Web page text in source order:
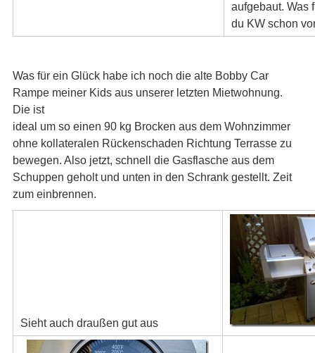
aufgebaut. Was
du KW schon
Was für ein Glück habe ich noch die alte Bobby Car
Rampe meiner Kids aus unserer letzten Mietwohnung.
Die ist
ideal um so einen 90 kg Brocken aus dem Wohnzimmer
ohne kollateralen Rückenschaden Richtung Terrasse zu
bewegen. Also jetzt, schnell die Gasflasche aus dem
Schuppen geholt und unten in den Schrank gestellt. Zeit
zum einbrennen.
Sieht auch draußen gut aus